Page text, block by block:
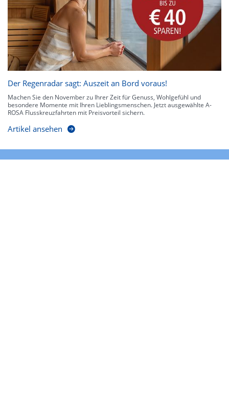
Der Regenradar sagt: Auszeit an Bord voraus!
Machen Sie den November zu Ihrer Zeit für Genuss, Wohlgefühl und
besondere Momente mit Ihren Lieblingsmenschen. Jetzt ausgewählte A-
ROSA Flusskreuzfahrten mit Preisvorteil sichern.
Artikel ansehen